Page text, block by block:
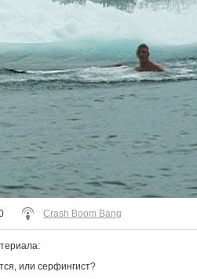
Crash Boom Bang
:
или серфингист?